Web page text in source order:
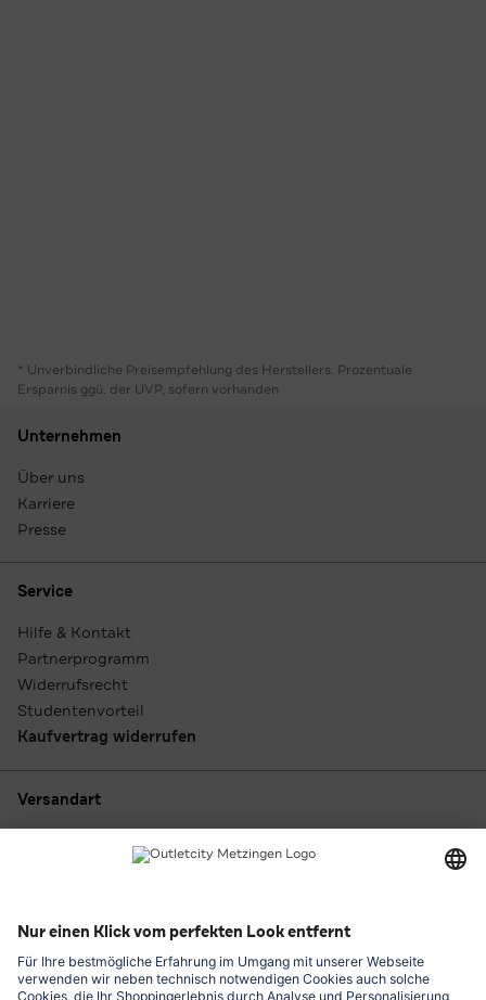
* Unverbindliche Preisempfehlung des Herstellers. Prozentuale
Ersparnis ggü. der UVP, sofern vorhanden
Unternehmen
Über uns
Karriere
Presse
Service
Hilfe & Kontakt
Partnerprogramm
Widerrufsrecht
Studentenvorteil
Kaufvertrag widerrufen
Versandart